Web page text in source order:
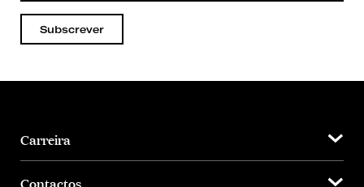
Subscrever
Carreira
Contactos